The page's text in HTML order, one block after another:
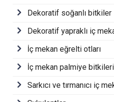
Dekoratif soğanlı bitkiler
Dekoratif yapraklı iç
İç mekan eğrelti otları
İç mekan palmiye bitkileri
Sarkıcı ve tırmanıcı iç